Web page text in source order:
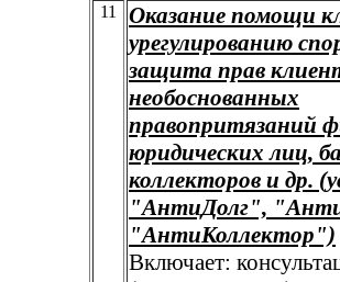
11
Оказание помощи
урегулированию
защита прав
необоснованных
правопритязаний
юридических лиц,
коллекторов и др.
"АнтиДолг",
"АнтиКоллектор")
Включает: